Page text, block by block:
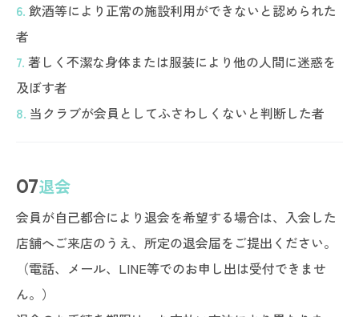
6. 飲酒等により正常の施設利用ができないと認められた
者
7. 著しく不潔な身体または服装により他の人間に迷惑を
及ぼす者
8. 当クラブが会員としてふさわしくないと判断した者
07退会
会員が自己都合により退会を希望する場合は、入会した
店舗へご来店のうえ、所定の退会届をご提出ください。
（電話、メール、LINE等でのお申し出は受付できませ
ん。）